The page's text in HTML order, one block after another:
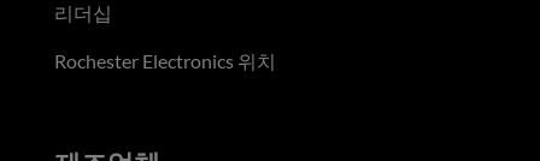
리더십
Rochester Electronics 위치